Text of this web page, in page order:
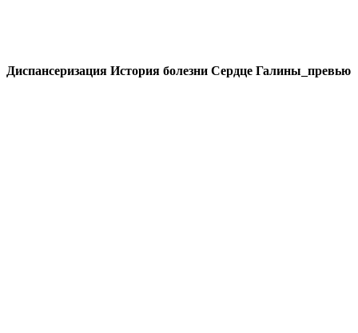
Диспансеризация История болезни Сердце Галины_превью